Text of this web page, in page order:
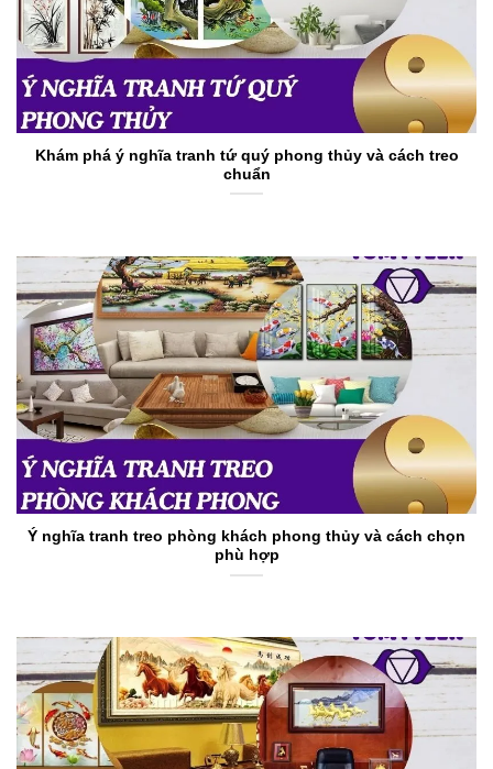
Khám phá ý nghĩa tranh tứ quý phong thủy và cách treo
chuẩn
Ý nghĩa tranh treo phòng khách phong thủy và cách chọn
phù hợp